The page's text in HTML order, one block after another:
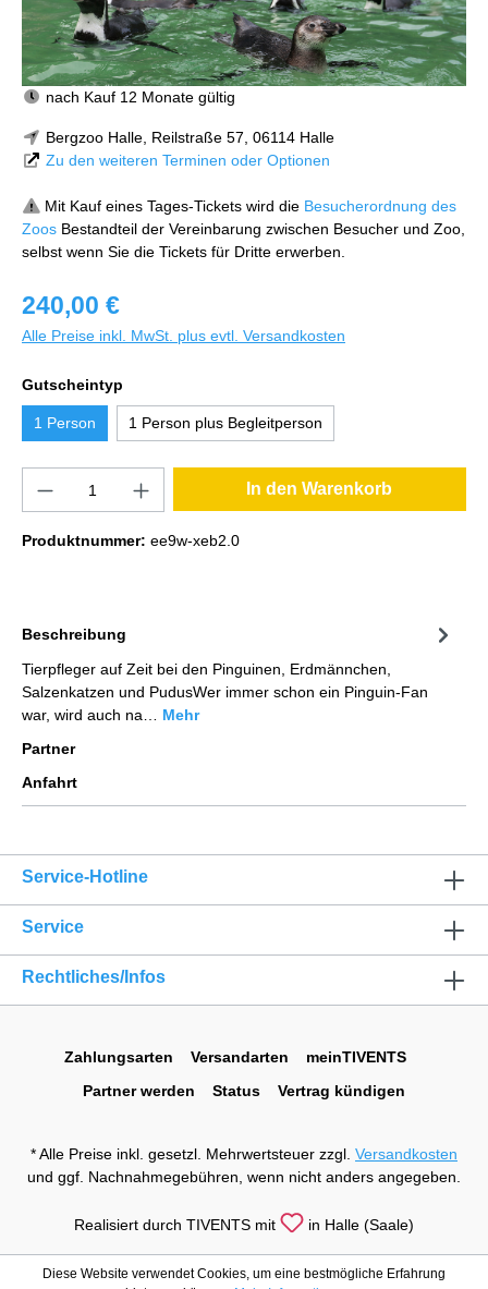
nach Kauf 12 Monate gültig
Bergzoo Halle, Reilstraße 57, 06114 Halle
Zu den weiteren Terminen oder Optionen
Mit Kauf eines Tages-Tickets wird die Besucherordnung des
Zoos Bestandteil der Vereinbarung zwischen Besucher und Zoo,
selbst wenn Sie die Tickets für Dritte erwerben.
240,00 €
Alle Preise inkl. MwSt. plus evtl. Versandkosten
Gutscheintyp
1 Person 1 Person plus Begleitperson
In den Warenkorb
Produktnummer: ee9w-xeb2.0
Beschreibung
Tierpfleger auf Zeit bei den Pinguinen, Erdmännchen,
Salzenkatzen und PudusWer immer schon ein Pinguin-Fan
war, wird auch na… Mehr
Partner
Anfahrt
Service-Hotline
Service
Rechtliches/Infos
Zahlungsarten Versandarten
meinTIVENTS
Partner werden
Status Vertrag kündigen
* Alle Preise inkl. gesetzl. Mehrwertsteuer zzgl. Versandkosten
und ggf. Nachnahmegebühren, wenn nicht anders angegeben.
Realisiert durch TIVENTS mit in Halle (Saale)
Diese Website verwendet Cookies, um eine bestmögliche Erfahrung